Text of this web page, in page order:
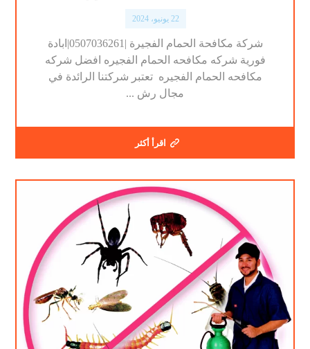
22 يونيو، 2024
شركة مكافحة الحمام الفجيرة |0507036261|ابادة
فورية شركه مكافحه الحمام الفجيره افضل شركه
مكافحه الحمام الفجيره تعتبر شركتنا الرائدة في
مجال رش ...
اقرأ أكثر